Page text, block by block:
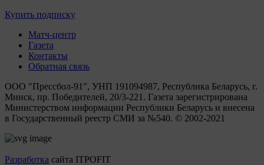
Купить подписку
Матч-центр
Газета
Контакты
Обратная связь
ООО "Прессбол-91", УНП 191094987, Республика Беларусь, г.
Минск, пр. Победителей, 20/3-221. Газета зарегистрирована
Министерством информации Республики Беларусь и внесена
в Государственный реестр СМИ за №540. © 2002-2021
Разработка сайта ITPOFIT